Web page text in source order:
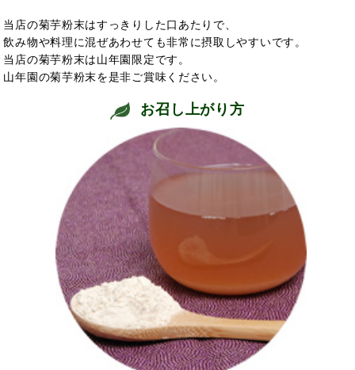
当店の菊芋粉末はすっきりした口あたりで、
飲み物や料理に混ぜあわせても非常に摂取しやすいです。
当店の菊芋粉末は山年園限定です。
山年園の菊芋粉末を是非ご賞味ください。
お召し上がり方